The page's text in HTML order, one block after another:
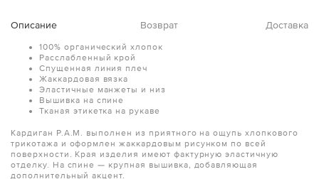
Описание Возврат Доставка
100% органический хлопок
Расслабленный крой
Спущенная линия плеч
Жаккардовая вязка
Эластичные манжеты и низ
Вышивка на спине
Тканая этикетка на рукаве
Кардиган P.A.M. выполнен из приятного на ощупь хлопкового
трикотажа и оформлен жаккардовым рисунком по всей
поверхности. Края изделия имеют фактурную эластичную
отделку. На спине — крупная вышивка, добавляющая
дополнительный акцент.